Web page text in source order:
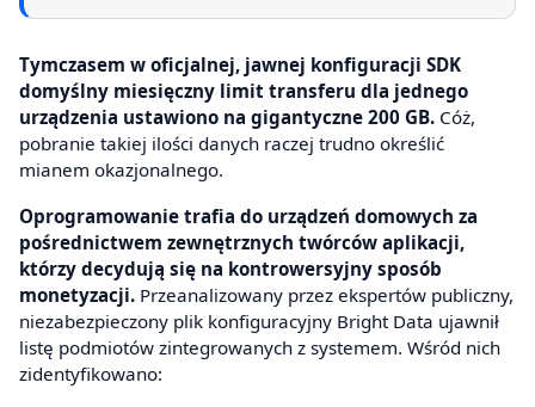
Tymczasem w oficjalnej, jawnej konfiguracji SDK
domyślny miesięczny limit transferu dla jednego
urządzenia ustawiono na gigantyczne 200 GB. Cóż,
pobranie takiej ilości danych raczej trudno określić
mianem okazjonalnego.
Oprogramowanie trafia do urządzeń domowych za
pośrednictwem zewnętrznych twórców aplikacji,
którzy decydują się na kontrowersyjny sposób
monetyzacji. Przeanalizowany przez ekspertów publiczny,
niezabezpieczony plik konfiguracyjny Bright Data ujawnił
listę podmiotów zintegrowanych z systemem. Wśród nich
zidentyfikowano: